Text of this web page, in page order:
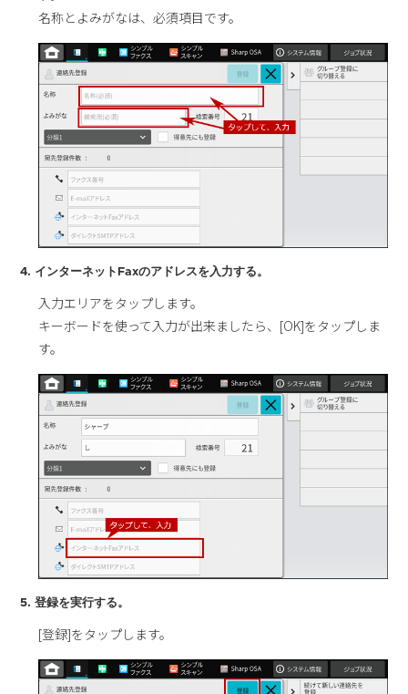
名称とよみがなは、必須項目です。
4. インターネットFaxのアドレスを入力する。
入力エリアをタップします。
キーボードを使って入力が出来ましたら、[OK]をタップしま
す。
5. 登録を実行する。
[登録]をタップします。